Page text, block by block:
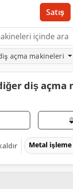
Satış
açma makineleri
diş
Metal